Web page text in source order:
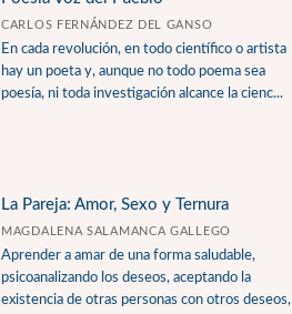
CARLOS FERNÁNDEZ DEL GANSO
En cada revolución, en todo científico o artista
hay un poeta y, aunque no todo poema sea
poesía, ni toda investigación alcance la cienc...
La Pareja: Amor, Sexo y Ternura
MAGDALENA SALAMANCA GALLEGO
Aprender a amar de una forma saludable,
psicoanalizando los deseos, aceptando la
existencia de otras personas con otros deseos,